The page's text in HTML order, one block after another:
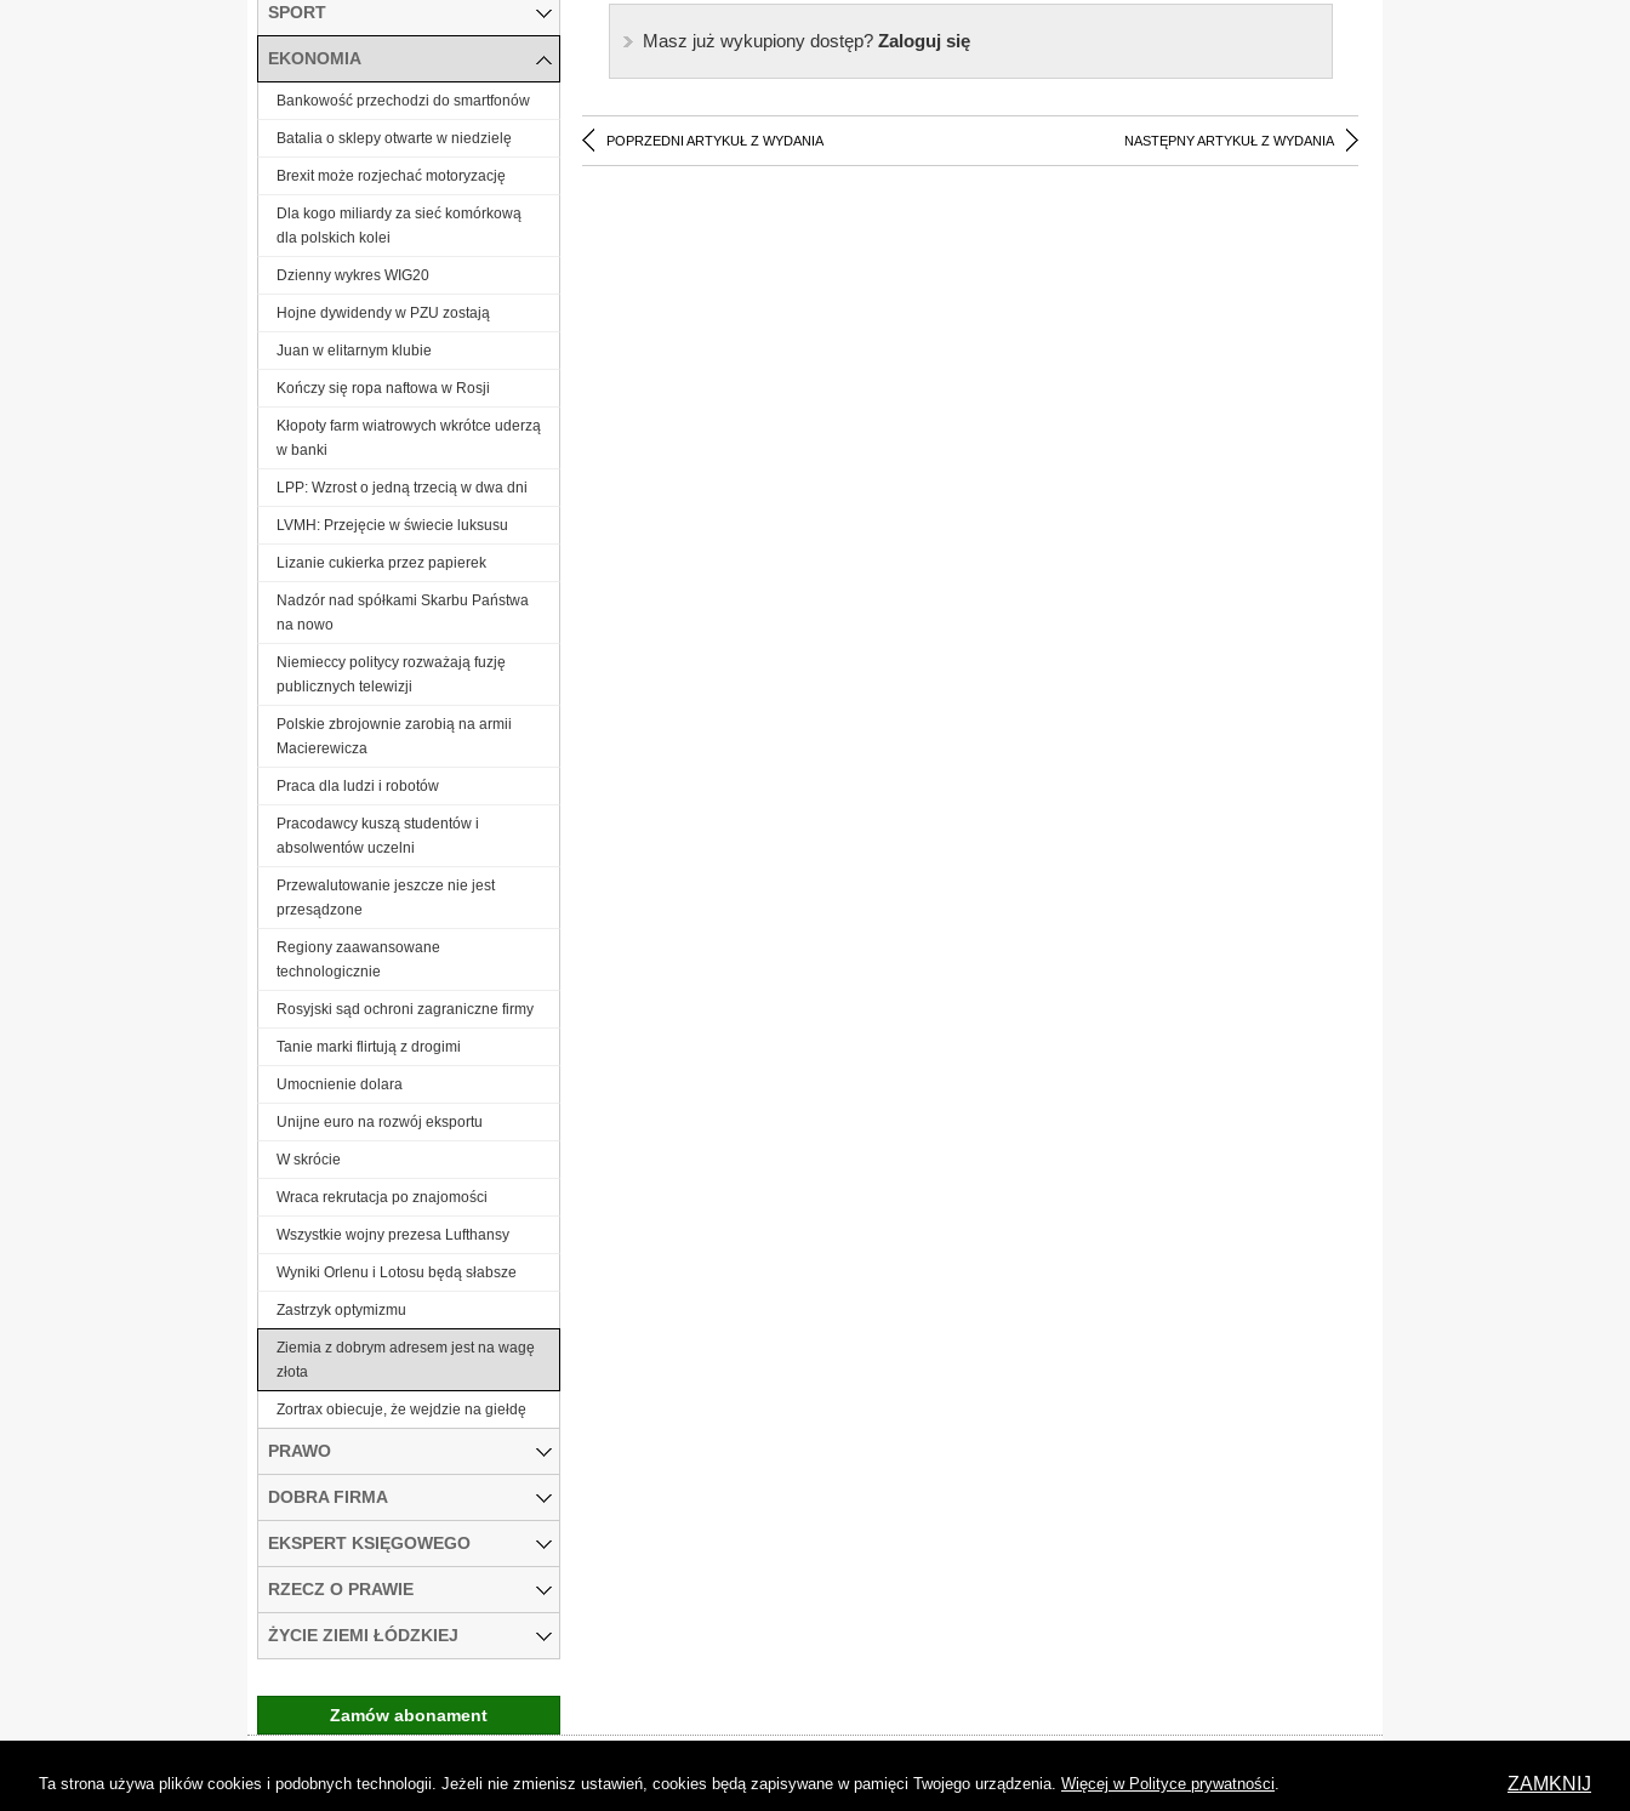
Masz już wykupiony dostęp?Zaloguj się
POPRZEDNI ARTYKUŁ Z WYDANIA NASTĘPNY ARTYKUŁ Z WYDANIA
SPORT
EKONOMIA
Bankowość przechodzi do smartfonów
Batalia o sklepy otwarte w niedzielę
Brexit może rozjechać motoryzację
Dla kogo miliardy za sieć komórkową
dla polskich kolei
Dzienny wykres WIG20
Hojne dywidendy w PZU zostają
Juan w elitarnym klubie
Kończy się ropa naftowa w Rosji
Kłopoty farm wiatrowych wkrótce uderzą
w banki
LPP: Wzrost o jedną trzecią w dwa dni
LVMH: Przejęcie w świecie luksusu
Lizanie cukierka przez papierek
Nadzór nad spółkami Skarbu Państwa
na nowo
Niemieccy politycy rozważają fuzję
publicznych telewizji
Polskie zbrojownie zarobią na armii
Macierewicza
Praca dla ludzi i robotów
Pracodawcy kuszą studentów i
absolwentów uczelni
Przewalutowanie jeszcze nie jest
przesądzone
Regiony zaawansowane
technologicznie
Rosyjski sąd ochroni zagraniczne firmy
Tanie marki flirtują z drogimi
Umocnienie dolara
Unijne euro na rozwój eksportu
W skrócie
Wraca rekrutacja po znajomości
Wszystkie wojny prezesa Lufthansy
Wyniki Orlenu i Lotosu będą słabsze
Zastrzyk optymizmu
Ziemia z dobrym adresem jest na wagę
złota
Zortrax obiecuje, że wejdzie na giełdę
PRAWO
DOBRA FIRMA
EKSPERT KSIĘGOWEGO
RZECZ O PRAWIE
ŻYCIE ZIEMI ŁÓDZKIEJ
Zamów abonament
Ta strona używa plików cookies i podobnych technologii. Jeżeli nie zmienisz ustawień, cookies będą zapisywane w pamięci Twojego urządzenia. Więcej w Polityce prywatności. ZAMKNIJ